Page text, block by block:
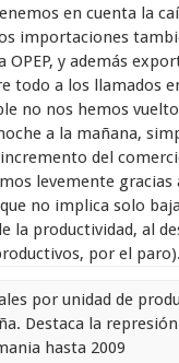
en cuenta la
importaciones
OPEP, y además
todo a los llamados
no nos hemos
a la mañana,
del
levemente gracias
no implica solo
la productividad, al
por el paro).
por unidad de
Destaca la
hasta 2009